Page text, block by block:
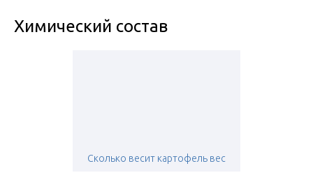
Химический состав
Сколько весит картофель вес